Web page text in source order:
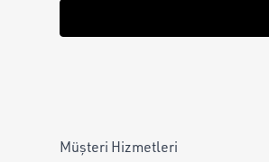
Müşteri Hizmetleri